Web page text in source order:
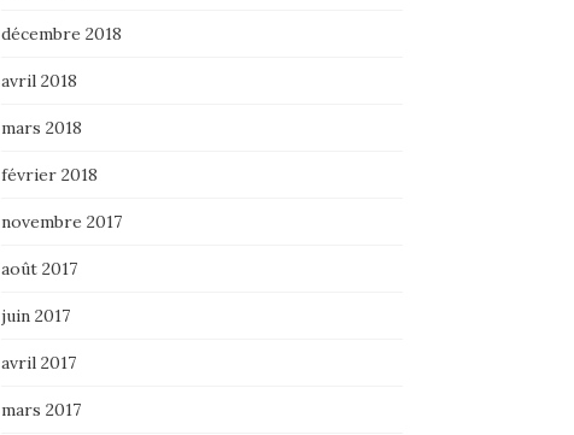
décembre 2018
avril 2018
mars 2018
février 2018
novembre 2017
août 2017
juin 2017
avril 2017
mars 2017